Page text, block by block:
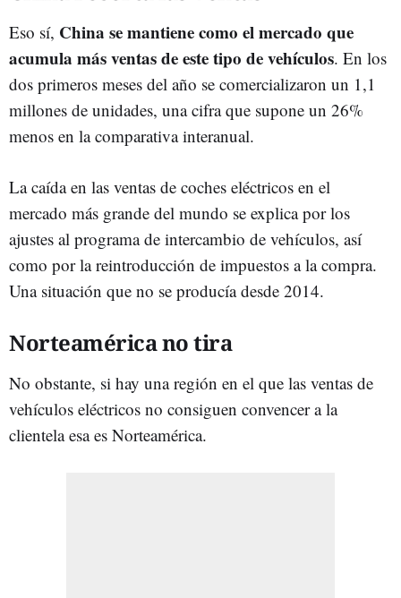
Eso sí, China se mantiene como el mercado que
acumula más ventas de este tipo de vehículos. En los
dos primeros meses del año se comercializaron un 1,1
millones de unidades, una cifra que supone un 26%
menos en la comparativa interanual.
La caída en las ventas de coches eléctricos en el
mercado más grande del mundo se explica por los
ajustes al programa de intercambio de vehículos, así
como por la reintroducción de impuestos a la compra.
Una situación que no se producía desde 2014.
Norteamérica no tira
No obstante, si hay una región en el que las ventas de
vehículos eléctricos no consiguen convencer a la
clientela esa es Norteamérica.